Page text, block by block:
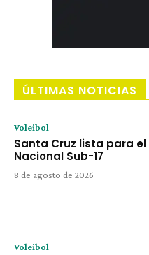
ÚLTIMAS NOTICIAS
Voleibol
Santa Cruz lista para el
Nacional Sub-17
8 de agosto de 2026
Voleibol